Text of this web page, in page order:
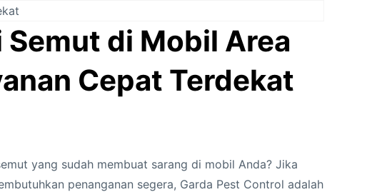
di Mobil Area
Cepat Terdekat
yang sudah membuat sarang di mobil Anda? Jika
penanganan segera, Garda Pest Control adalah